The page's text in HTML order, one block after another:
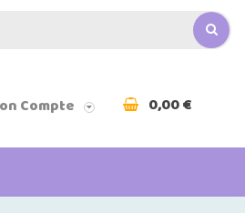
Compte 0,00 €